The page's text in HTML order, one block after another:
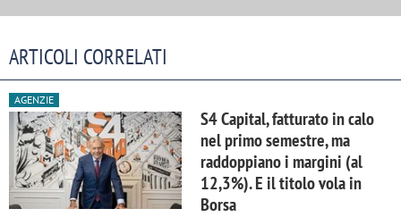
ARTICOLI CORRELATI
AGENZIE
S4 Capital, fatturato in calo
nel primo semestre, ma
raddoppiano i margini (al
12,3%). E il titolo vola in
Borsa